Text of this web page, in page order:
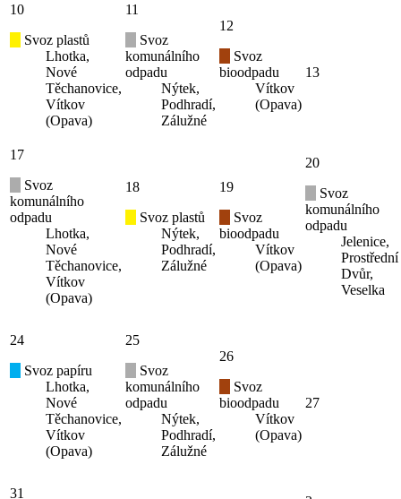
10
Svoz plastů
Lhotka,
Nové
Těchanovice,
Vítkov
(Opava)
11
Svoz
komunálního
odpadu
Nýtek,
Podhradí,
Zálužné
12
Svoz
bioodpadu
Vítkov
(Opava)
13
17
Svoz
komunálního
odpadu
Lhotka,
Nové
Těchanovice,
Vítkov
(Opava)
18
Svoz plastů
Nýtek,
Podhradí,
Zálužné
19
Svoz
bioodpadu
Vítkov
(Opava)
20
Svoz
komunálního
odpadu
Jelenice,
Prostřední
Dvůr,
Veselka
24
Svoz papíru
Lhotka,
Nové
Těchanovice,
Vítkov
(Opava)
25
Svoz
komunálního
odpadu
Nýtek,
Podhradí,
Zálužné
26
Svoz
bioodpadu
Vítkov
(Opava)
27
31